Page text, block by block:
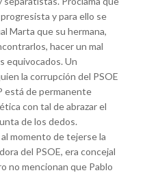
y para ello se
Marta que su hermana,
hacer un mal
equivocados. Un
la corrupción del PSOE
está de permanente
con tal de abrazar el
de los dedos.
momento de tejerse la
del PSOE, era concejal
no mencionan que Pablo